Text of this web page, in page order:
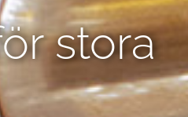
stora